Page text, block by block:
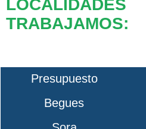
TRABAJAMOS:
Presupuesto
Begues